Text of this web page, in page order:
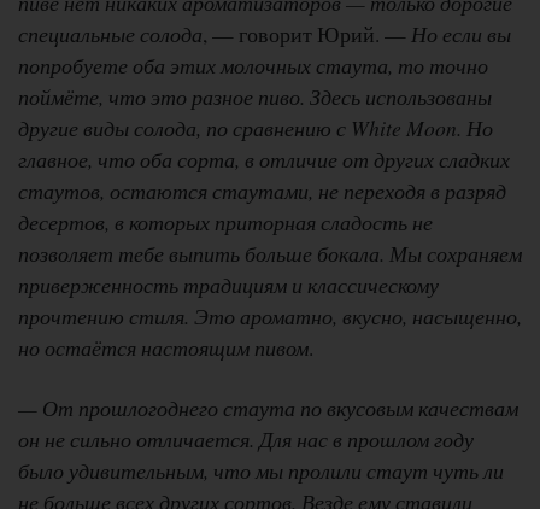
специальные солода, — говорит Юрий. — Но если вы
попробуете оба этих молочных стаута, то точно
поймёте, что это разное пиво. Здесь использованы
другие виды солода, по сравнению с White Moon. Но
главное, что оба сорта, в отличие от других сладких
стаутов, остаются стаутами, не переходя в разряд
десертов, в которых приторная сладость не
позволяет тебе выпить больше бокала. Мы сохраняем
приверженность традициям и классическому
прочтению стиля. Это ароматно, вкусно, насыщенно,
но остаётся настоящим пивом.
— От прошлогоднего стаута по вкусовым качествам
он не сильно отличается. Для нас в прошлом году
было удивительным, что мы пролили стаут чуть ли
не больше всех других сортов. Везде ему ставили